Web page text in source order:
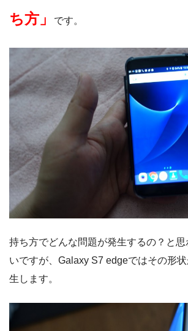
ち方」
です。
持ち方でどんな問題が発生するの？と
いですが、Galaxy S7 edgeではその形
生します。